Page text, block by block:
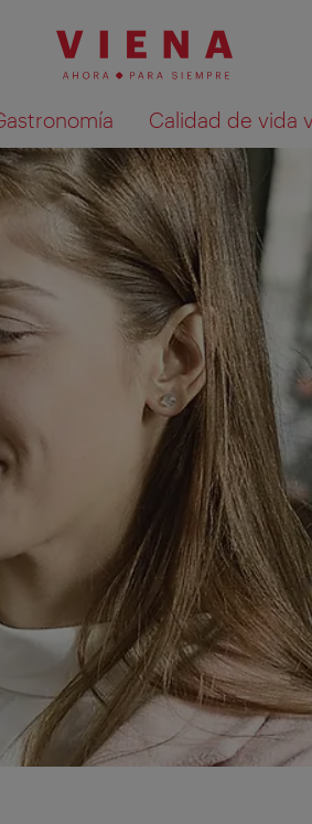
Calidad de vida
Mostrar resultados de la